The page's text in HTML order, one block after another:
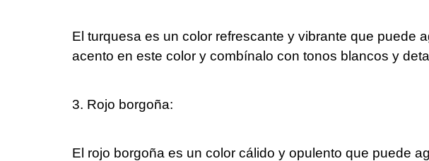
El turquesa es un color refrescante y vibrante que puede
acento en este color y combínalo con tonos blancos y
3. Rojo borgoña:
El rojo borgoña es un color cálido y opulento que puede